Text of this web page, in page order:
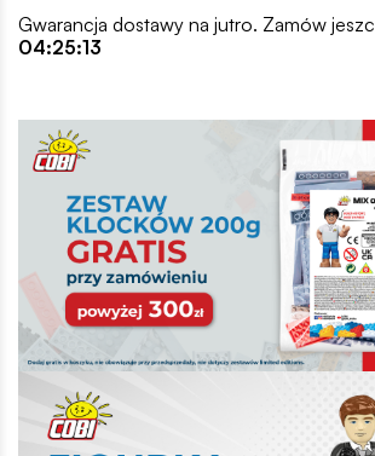
Gwarancja dostawy na jutro. Zamów
04:25:13